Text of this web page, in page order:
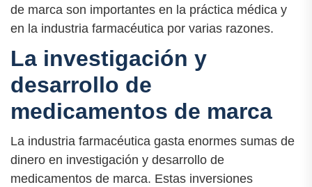
de marca son importantes en la práctica médica y
en la industria farmacéutica por varias razones.
La investigación y
desarrollo de
medicamentos de marca
La industria farmacéutica gasta enormes sumas de
dinero en investigación y desarrollo de
medicamentos de marca. Estas inversiones